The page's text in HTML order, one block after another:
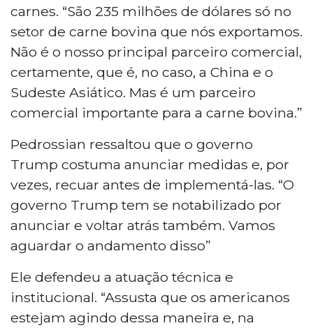
carnes. “São 235 milhões de dólares só no
setor de carne bovina que nós exportamos.
Não é o nosso principal parceiro comercial,
certamente, que é, no caso, a China e o
Sudeste Asiático. Mas é um parceiro
comercial importante para a carne bovina.”
Pedrossian ressaltou que o governo
Trump costuma anunciar medidas e, por
vezes, recuar antes de implementá-las. “O
governo Trump tem se notabilizado por
anunciar e voltar atrás também. Vamos
aguardar o andamento disso”
Ele defendeu a atuação técnica e
institucional. “Assusta que os americanos
estejam agindo dessa maneira e, na